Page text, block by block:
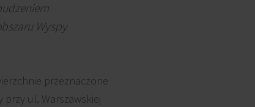
Wyspy
przeznaczone
ul. Warszawskiej